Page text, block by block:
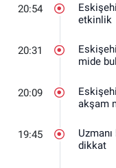
20:54
etkinlik
20:31
mide
20:09
akşam
19:45
dikkat